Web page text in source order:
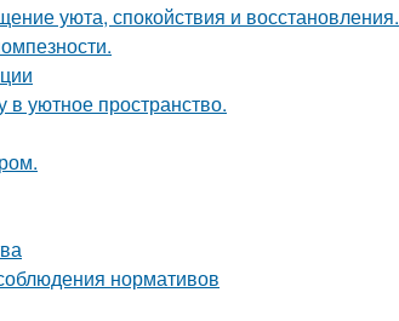
уюта, спокойствия и восстановления.
в уютное пространство.
нормативов